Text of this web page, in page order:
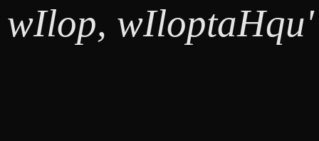
wIlop, wIloptaHqu'